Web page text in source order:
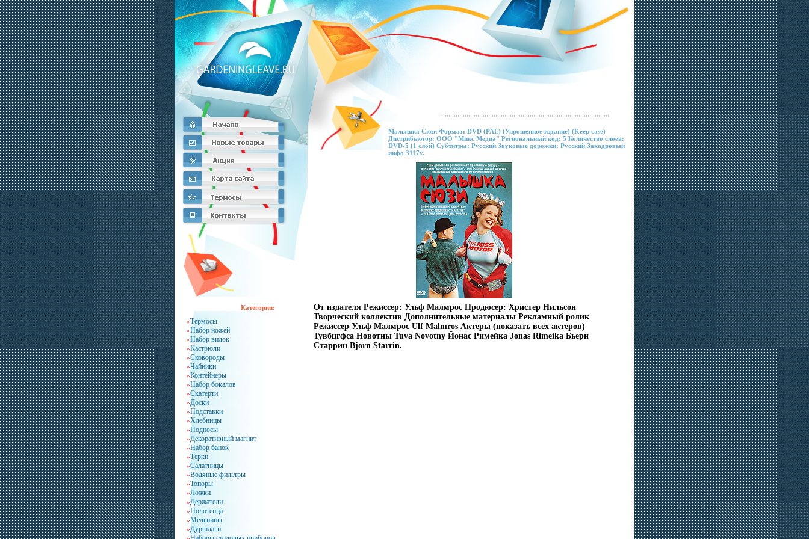
Категории:
»Термосы
»Набор ножей
»Набор вилок
»Кастрюли
»Сковороды
»Чайники
»Контейнеры
»Набор бокалов
»Скатерти
»Доски
»Подставки
»Хлебницы
»Подносы
»Декоративный магнит
»Набор банок
»Терки
»Салатницы
»Водяные фильтры
»Топоры
»Ложки
»Держатели
»Полотенца
»Мельницы
»Дуршлаги
Малышка Сюзи Формат: DVD (PAL) (Упрощенное издание) (Keep case)
Дистрибьютор: ООО "Микс Медиа" Региональный код: 5 Количество слоев:
DVD-5 (1 слой) Субтитры: Русский Звуковые дорожки: Русский Закадровый
инфо 3117y.
От издателя Режиссер: Ульф Малмрос Продюсер: Христер Нильсон
Творческий коллектив Дополнительные материалы Рекламный ролик
Режиссер Ульф Малмрос Ulf Malmros Актеры (показать всех актеров)
Тувбцгфса Новотны Tuva Novotny Йонас Римейка Jonas Rimeika Бьерн
Старрин Bjorn Starrin.